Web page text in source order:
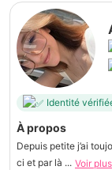
Identité
À propos
Depuis petite j’ai
ci et par là ... Voir plus